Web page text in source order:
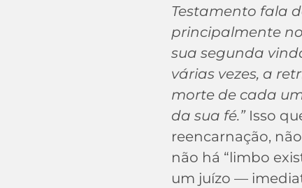
Testamento fala
principalmente
sua segunda
várias vezes, a
morte de cada
da sua fé.”Isso
reencarnação,
não há “limbo
um juízo —